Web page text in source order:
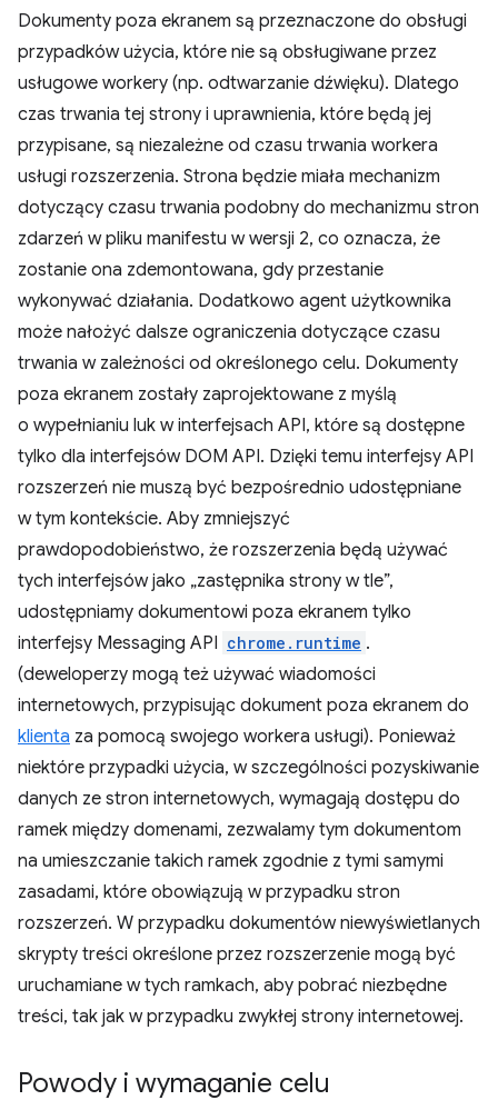
Dokumenty poza ekranem są przeznaczone do obsługi
przypadków użycia, które nie są obsługiwane przez
usługowe workery (np. odtwarzanie dźwięku). Dlatego
czas trwania tej strony i uprawnienia, które będą jej
przypisane, są niezależne od czasu trwania workera
usługi rozszerzenia. Strona będzie miała mechanizm
dotyczący czasu trwania podobny do mechanizmu stron
zdarzeń w pliku manifestu w wersji 2, co oznacza, że
zostanie ona zdemontowana, gdy przestanie
wykonywać działania. Dodatkowo agent użytkownika
może nałożyć dalsze ograniczenia dotyczące czasu
trwania w zależności od określonego celu. Dokumenty
poza ekranem zostały zaprojektowane z myślą
o wypełnianiu luk w interfejsach API, które są dostępne
tylko dla interfejsów DOM API. Dzięki temu interfejsy API
rozszerzeń nie muszą być bezpośrednio udostępniane
w tym kontekście. Aby zmniejszyć
prawdopodobieństwo, że rozszerzenia będą używać
tych interfejsów jako „zastępnika strony w tle”,
udostępniamy dokumentowi poza ekranem tylko
interfejsy Messaging API chrome.runtime .
(deweloperzy mogą też używać wiadomości
internetowych, przypisując dokument poza ekranem do
klienta za pomocą swojego workera usługi). Ponieważ
niektóre przypadki użycia, w szczególności pozyskiwanie
danych ze stron internetowych, wymagają dostępu do
ramek między domenami, zezwalamy tym dokumentom
na umieszczanie takich ramek zgodnie z tymi samymi
zasadami, które obowiązują w przypadku stron
rozszerzeń. W przypadku dokumentów niewyświetlanych
skrypty treści określone przez rozszerzenie mogą być
uruchamiane w tych ramkach, aby pobrać niezbędne
treści, tak jak w przypadku zwykłej strony internetowej.
Powody i wymaganie celu